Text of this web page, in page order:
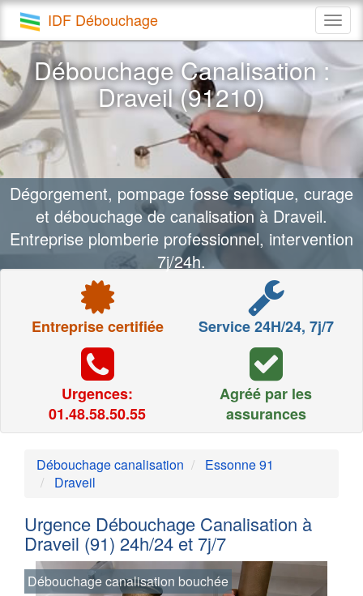
IDF Débouchage
Débouchage Canalisation :
Draveil (91210)
Dégorgement, pompage fosse septique, curage
et débouchage de canalisation à Draveil.
Entreprise plomberie professionnel, intervention
7j/24h.
Entreprise certifiée Service 24H/24, 7j/7
Urgences:
01.48.58.50.55
Agréé par les
assurances
Débouchage canalisation
Essonne 91
Draveil
Urgence Débouchage Canalisation à
Draveil (91) 24h/24 et 7j/7
Débouchage canalisation bouchée